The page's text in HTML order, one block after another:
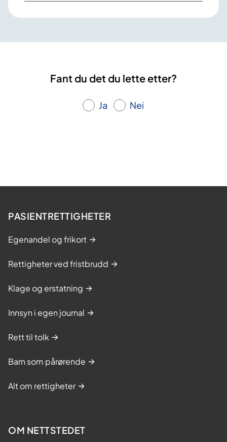
Fant du det du lette etter?
Ja Nei
PASIENTRETTIGHETER
Egenandel og frikort
Rettigheter ved fristbrudd
Klage og erstatning
Innsyn i egen journal
Rett til tolk
Barn som pårørende
Alt om rettigheter
OM NETTSTEDET